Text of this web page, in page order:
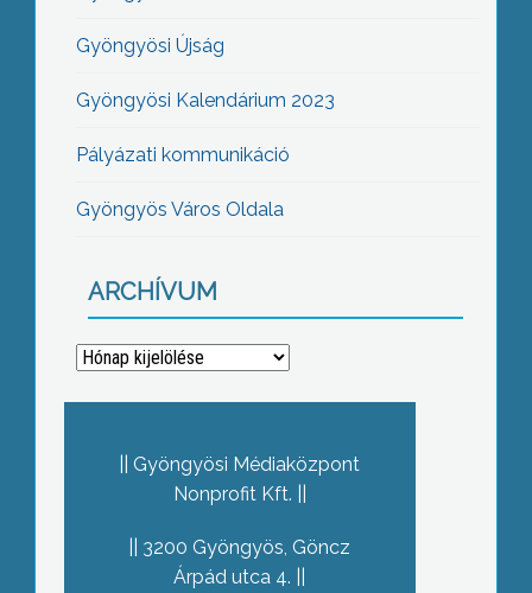
Gyöngyösi Újság
Gyöngyösi Kalendárium 2023
Pályázati kommunikáció
Gyöngyös Város Oldala
ARCHÍVUM
Archívum
Gyöngyösi Médiaközpont
Nonprofit Kft.
3200 Gyöngyös, Göncz
Árpád utca 4.